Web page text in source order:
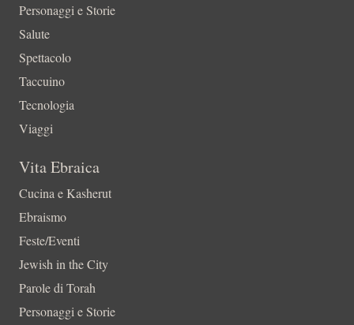
Personaggi e Storie
Salute
Spettacolo
Taccuino
Tecnologia
Viaggi
Vita Ebraica
Cucina e Kasherut
Ebraismo
Feste/Eventi
Jewish in the City
Parole di Torah
Personaggi e Storie